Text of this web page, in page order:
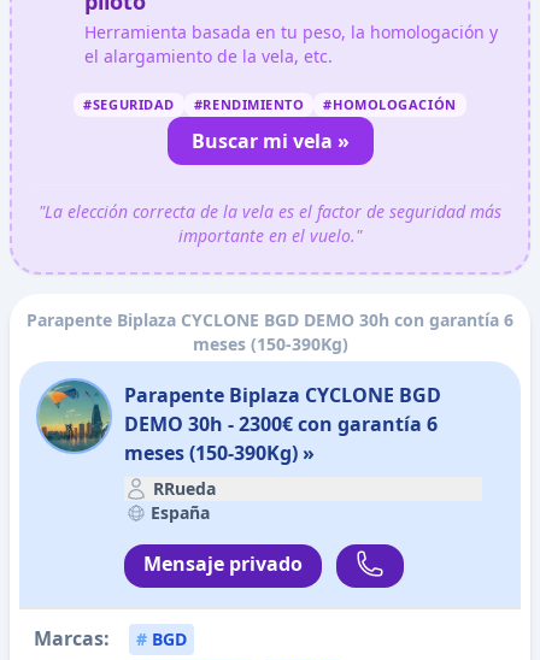
Herramienta basada en tu peso, la homologación y
el alargamiento de la vela, etc.
#SEGURIDAD #RENDIMIENTO #HOMOLOGACIÓN
Buscar mi vela »
"La elección correcta de la vela es el factor de seguridad más
importante en el vuelo."
Parapente Biplaza CYCLONE BGD DEMO 30h con garantía 6
meses (150-390Kg)
Parapente Biplaza CYCLONE BGD
DEMO 30h - 2300€ con garantía 6
meses (150-390Kg) »
RRueda
España
Mensaje privado
Marcas: # BGD